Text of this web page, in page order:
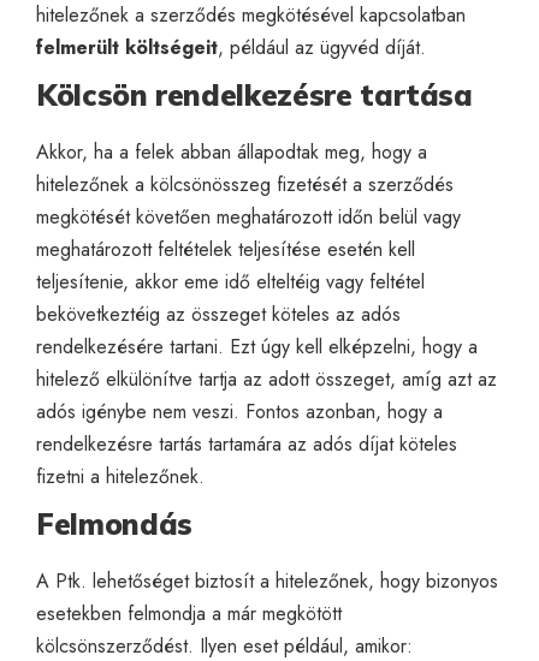
hitelezőnek a szerződés megkötésével kapcsolatban
felmerült költségeit, például az ügyvéd díját.
Kölcsön rendelkezésre tartása
Akkor, ha a felek abban állapodtak meg, hogy a
hitelezőnek a kölcsönösszeg fizetését a szerződés
megkötését követően meghatározott időn belül vagy
meghatározott feltételek teljesítése esetén kell
teljesítenie, akkor eme idő elteltéig vagy feltétel
bekövetkeztéig az összeget köteles az adós
rendelkezésére tartani. Ezt úgy kell elképzelni, hogy a
hitelező elkülönítve tartja az adott összeget, amíg azt az
adós igénybe nem veszi. Fontos azonban, hogy a
rendelkezésre tartás tartamára az adós díjat köteles
fizetni a hitelezőnek.
Felmondás
A Ptk. lehetőséget biztosít a hitelezőnek, hogy bizonyos
esetekben felmondja a már megkötött
kölcsönszerződést. Ilyen eset például, amikor: